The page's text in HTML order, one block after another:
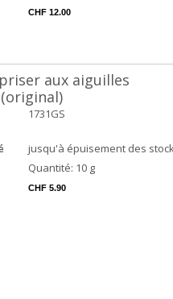
CHF 12.00
aux aiguilles
1731GS
jusqu'à épuisement des
Quantité: 10 g
CHF 5.90